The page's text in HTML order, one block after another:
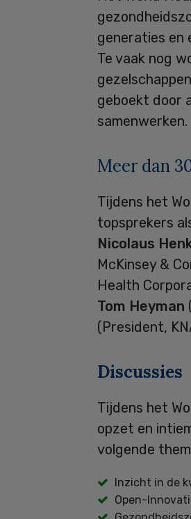
generaties en
Te vaak nog
geboekt door
samenwerken.
Meer dan
Tijdens het
topsprekers
Nicolaus
McKinsey &
Health
Tom Heyman
(President,
Discussies
Tijdens het
opzet en
volgende
Inzicht in de
Open-